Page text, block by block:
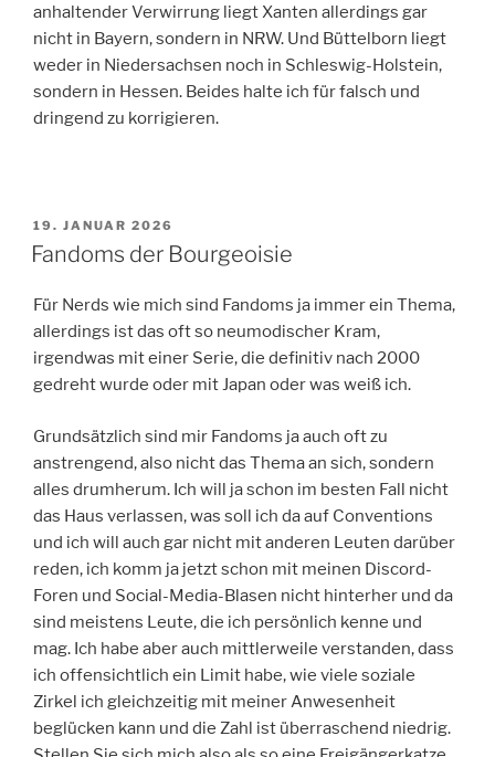
anhaltender Verwirrung liegt Xanten allerdings gar
nicht in Bayern, sondern in NRW. Und Büttelborn liegt
weder in Niedersachsen noch in Schleswig-Holstein,
sondern in Hessen. Beides halte ich für falsch und
dringend zu korrigieren.
VERÖFFENTLICHT
AM
19. JANUAR 2026
Fandoms der Bourgeoisie
Für Nerds wie mich sind Fandoms ja immer ein Thema,
allerdings ist das oft so neumodischer Kram,
irgendwas mit einer Serie, die definitiv nach 2000
gedreht wurde oder mit Japan oder was weiß ich.
Grundsätzlich sind mir Fandoms ja auch oft zu
anstrengend, also nicht das Thema an sich, sondern
alles drumherum. Ich will ja schon im besten Fall nicht
das Haus verlassen, was soll ich da auf Conventions
und ich will auch gar nicht mit anderen Leuten darüber
reden, ich komm ja jetzt schon mit meinen Discord-
Foren und Social-Media-Blasen nicht hinterher und da
sind meistens Leute, die ich persönlich kenne und
mag. Ich habe aber auch mittlerweile verstanden, dass
ich offensichtlich ein Limit habe, wie viele soziale
Zirkel ich gleichzeitig mit meiner Anwesenheit
beglücken kann und die Zahl ist überraschend niedrig.